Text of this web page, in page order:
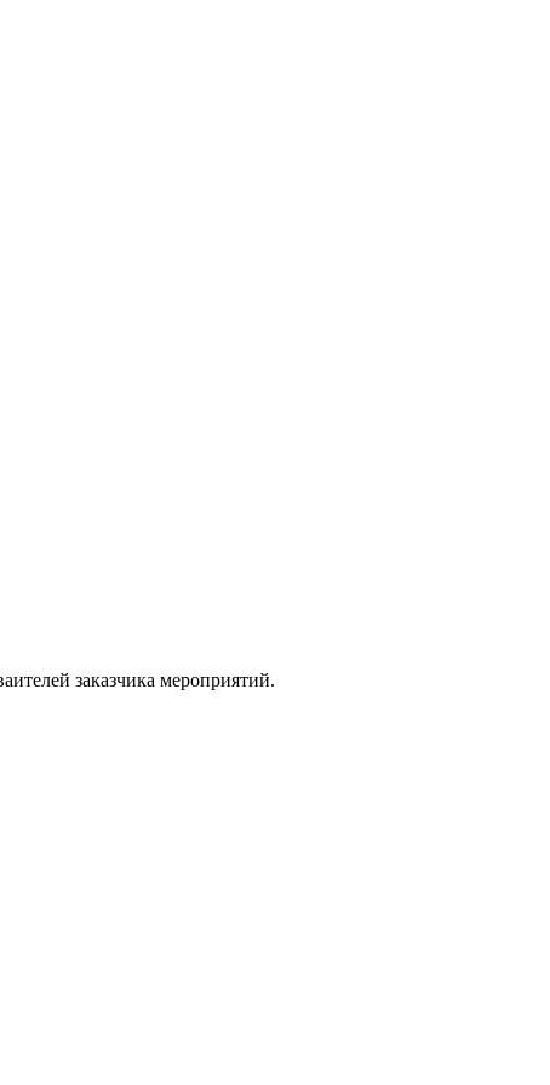
заказчика мероприятий.